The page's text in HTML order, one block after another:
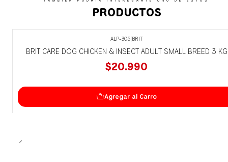
PRODUCTOS
ALP-305 BRIT
BRIT CARE DOG CHICKEN & INSECT ADULT SMALL BREED 3 KG
$20.990
Agregar al Carro